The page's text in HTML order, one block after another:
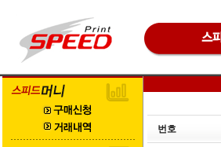
번호